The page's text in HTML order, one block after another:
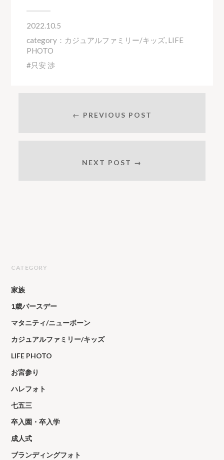
2022.10.5
category： カジュアルファミリー/キッズ, LIFE
PHOTO
只安 渉
← PREVIOUS POST
NEXT POST →
CATEGORY
家族
1歳バースデー
マタニティ/ニューボーン
カジュアルファミリー/キッズ
LIFE PHOTO
お宮参り
ハレフォト
七五三
卒入園・卒入学
成人式
ブランディングフォト